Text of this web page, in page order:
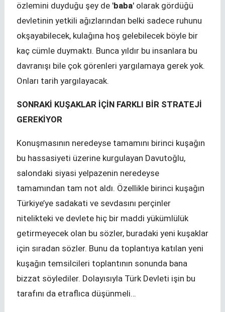
özlemini duyduğu şey de 'baba' olarak gördüğü
devletinin yetkili ağızlarından belki sadece ruhunu
okşayabilecek, kulağına hoş gelebilecek böyle bir
kaç cümle duymaktı. Bunca yıldır bu insanlara bu
davranışı bile çok görenleri yargılamaya gerek yok.
Onları tarih yargılayacak.
SONRAKİ KUŞAKLAR İÇİN FARKLI BİR STRATEJİ
GEREKİYOR
Konuşmasının neredeyse tamamını birinci kuşağın
bu hassasiyeti üzerine kurgulayan Davutoğlu,
salondaki siyasi yelpazenin neredeyse
tamamından tam not aldı. Özellikle birinci kuşağın
Türkiye’ye sadakati ve sevdasını perçinler
nitelikteki ve devlete hiç bir maddi yükümlülük
getirmeyecek olan bu sözler, buradaki yeni kuşaklar
için sıradan sözler. Bunu da toplantıya katılan yeni
kuşağın temsilcileri toplantının sonunda bana
bizzat söylediler. Dolayısıyla Türk Devleti işin bu
tarafını da etraflıca düşünmeli…